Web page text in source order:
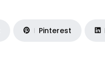
Pinterest